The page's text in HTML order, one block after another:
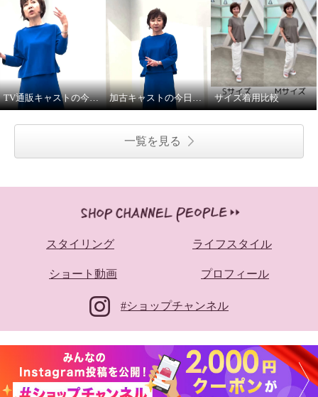
TV通販キャストの今日の私服② 加古キャストの今日の私服① サイズ着用比較
一覧を見る
スタイリング ライフスタイル
ショート動画 プロフィール
#ショップチャンネル